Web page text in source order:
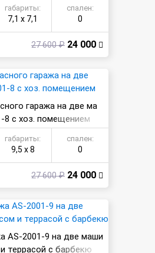
габариты:
7,1 х 7,1
спален:
0
27 600 ₽ 24 000
гаража на две ма
8 с хоз. помещением
габариты:
9,5 х 8
спален:
0
27 600 ₽ 24 000
AS-2001-9 на две маши
террасой с барбекю